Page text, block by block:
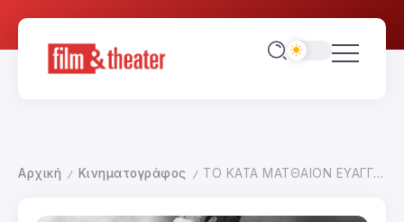
Αρχική / Κινηματογράφος / ΤΟ ΚΑΤΑ ΜΑΤΘΑΙΟΝ ΕΥΑΓΓΕΛΙΟ